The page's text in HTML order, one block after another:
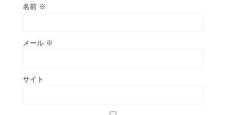
名前 ※
メール ※
サイト